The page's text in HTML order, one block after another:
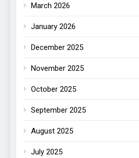
March 2026
January 2026
December 2025
November 2025
October 2025
September 2025
August 2025
July 2025